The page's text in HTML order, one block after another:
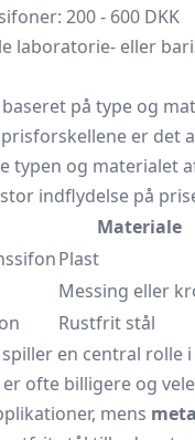
200 - 600 DKK
laboratorie- eller
på type og
er det
typen og materialet
indflydelse på
Materiale
Plast
Messing eller
Rustfrit stål
spiller en central rolle
er ofte billigere og
mens